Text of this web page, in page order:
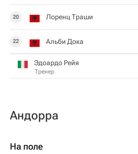
20 Лоренц Траши
22 Альби Дока
Эдоардо Рейя
Тренер
Андорра
На поле